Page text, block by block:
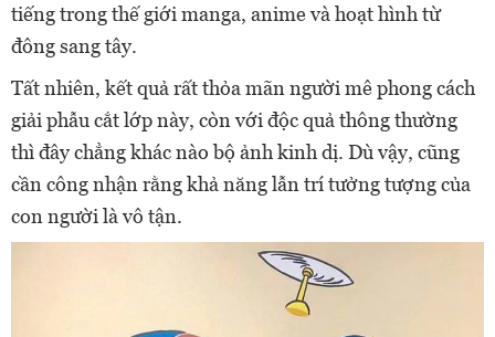
tiếng trong thế giới manga, anime và hoạt hình từ
đông sang tây.
Tất nhiên, kết quả rất thỏa mãn người mê phong cách
giải phẫu cắt lớp này, còn với độc quả thông thường
thì đây chẳng khác nào bộ ảnh kinh dị. Dù vậy, cũng
cần công nhận rằng khả năng lẫn trí tưởng tượng của
con người là vô tận.